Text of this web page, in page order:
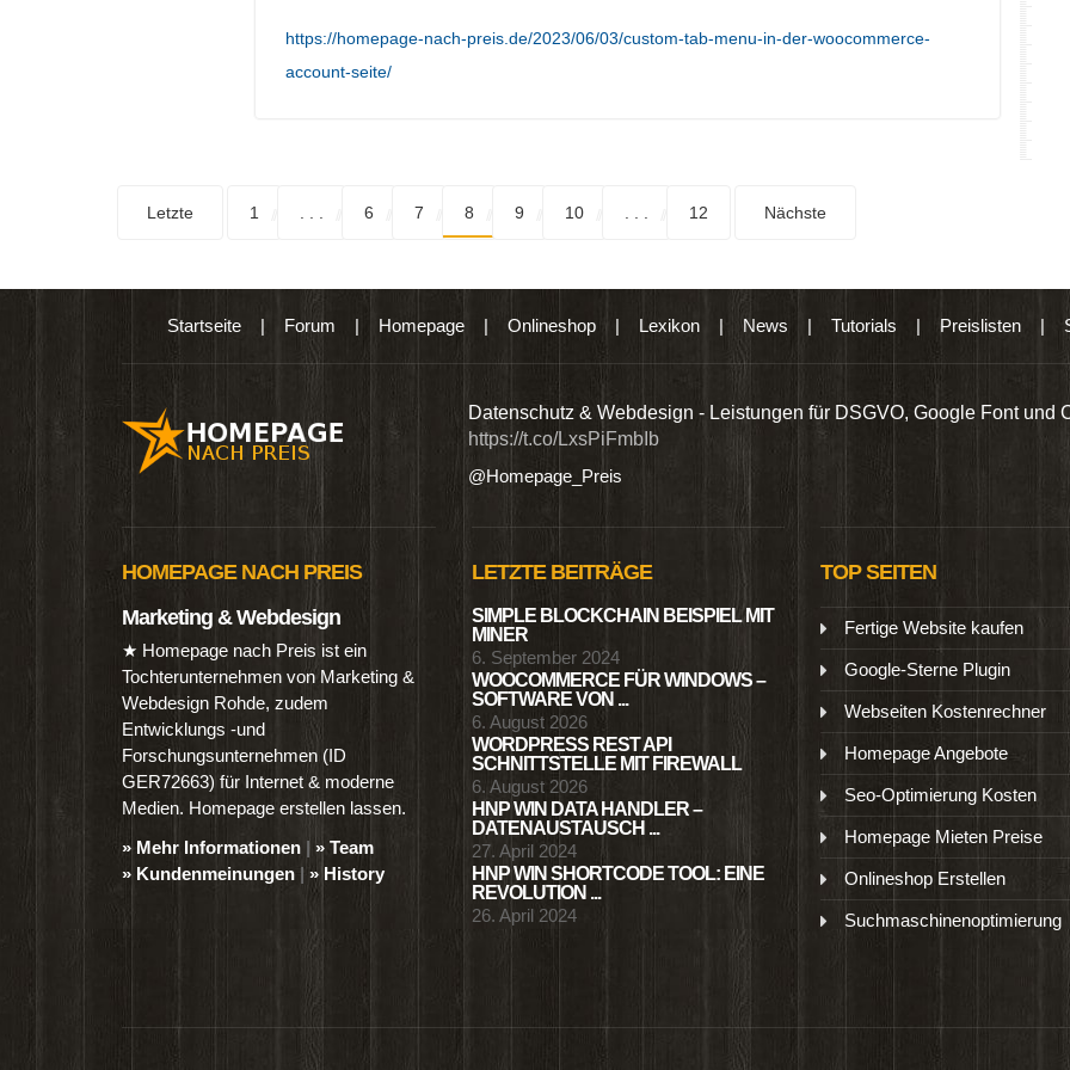
https://homepage-nach-preis.de/2023/06/03/custom-tab-menu-in-der-woocommerce-
account-seite/
Letzte 1 6 7 8 9 10 12 Nächste
Startseite| Forum | Homepage| Onlineshop| Lexikon| News | Tutorials | Preislisten|
Produkten wie Ebooks & DVDs.… Datenschutz & Webdesign - Leistungen für DSGVO, Google Font und
https://t.co/LxsPiFmbIb
@Homepage_Preis
HOMEPAGE NACH PREIS
Marketing & Webdesign
★ Homepage nach Preis ist ein
Tochterunternehmen von Marketing &
Webdesign Rohde, zudem
Entwicklungs -und
Forschungsunternehmen (ID
GER72663) für Internet & moderne
Medien. Homepage erstellen lassen.
» Mehr Informationen | » Team
» Kundenmeinungen | » History
LETZTE BEITRÄGE
SIMPLE BLOCKCHAIN BEISPIEL MIT
MINER
6. September 2024
WOOCOMMERCE FÜR WINDOWS –
SOFTWARE VON ...
6. August 2026
WORDPRESS REST API
SCHNITTSTELLE MIT FIREWALL
6. August 2026
HNP WIN DATA HANDLER –
DATENAUSTAUSCH ...
27. April 2024
HNP WIN SHORTCODE TOOL: EINE
REVOLUTION ...
26. April 2024
TOP SEITEN
Fertige Website kaufen
Google-Sterne Plugin
Webseiten Kostenrechner
Homepage Angebote
Seo-Optimierung Kosten
Homepage Mieten Preise
Onlineshop Erstellen
Suchmaschinenoptimierung